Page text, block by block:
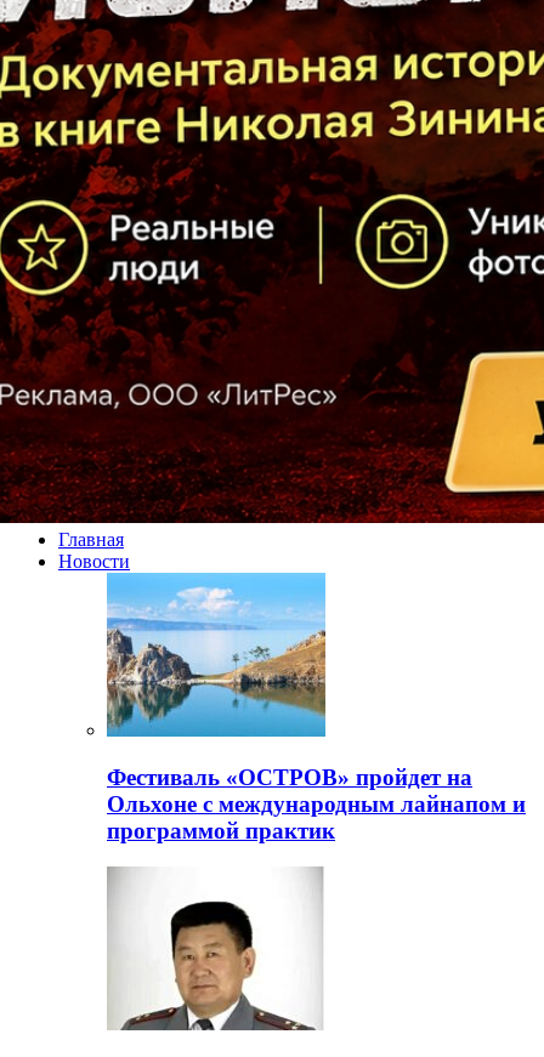
Главная
Новости
Фестиваль «ОСТРОВ» пройдет на
Ольхоне с международным лайнапом и
программой практик